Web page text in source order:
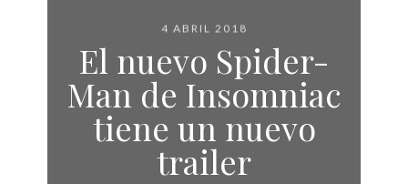
4 ABRIL 2018
El nuevo Spider-
Man de Insomniac
tiene un nuevo
trailer